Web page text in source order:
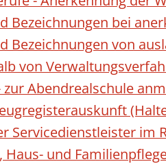
Bezeichnungen bei
Bezeichnungen von
von
Abendrealschule
Servicedienstleister im
und